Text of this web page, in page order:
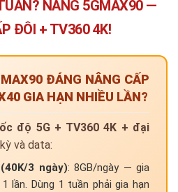
NÂNG 5GMAX90 —
ĐÔI + TV360 4K!
ĐÁNG NÂNG CẤP
GIA HẠN NHIỀU LẦN?
độ 5G + TV360 4K + đại
và data:
3 ngày): 8GB/ngày — gia
lần. Dùng 1 tuần phải gia hạn